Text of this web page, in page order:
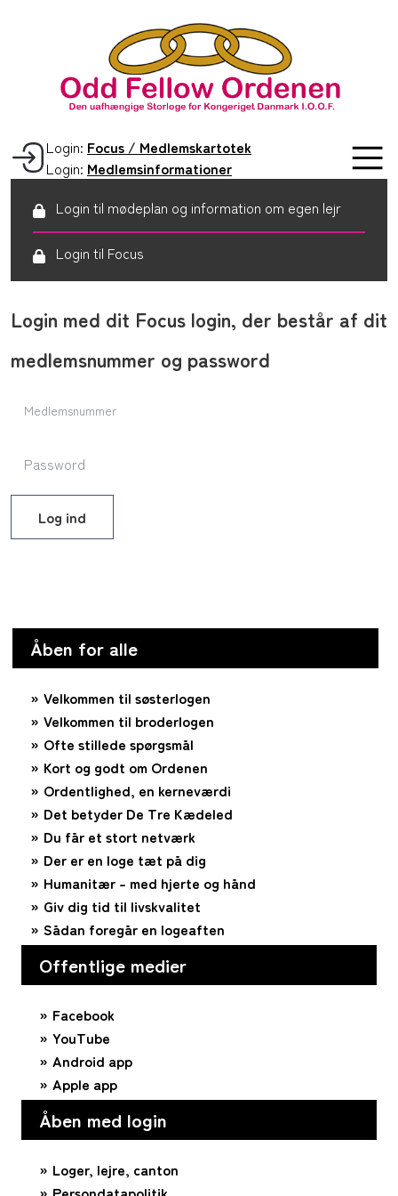
Login: Focus / Medlemskartotek
Login: Medlemsinformationer
Login til mødeplan og information om egen lejr
Login til Focus
Login med dit Focus login, der består af dit
medlemsnummer og password
Log ind
Åben for alle
Velkommen til søsterlogen
Velkommen til broderlogen
Ofte stillede spørgsmål
Kort og godt om Ordenen
Ordentlighed, en kerneværdi
Det betyder De Tre Kædeled
Du får et stort netværk
Der er en loge tæt på dig
Humanitær – med hjerte og hånd
Giv dig tid til livskvalitet
Sådan foregår en logeaften
Offentlige medier
Facebook
YouTube
Android app
Apple app
Åben med login
Loger, lejre, canton